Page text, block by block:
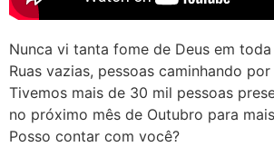
Nunca vi tanta fome de Deus em
Ruas vazias, pessoas caminhando
Tivemos mais de 30 mil pessoas
no próximo mês de Outubro para
Posso contar com você?